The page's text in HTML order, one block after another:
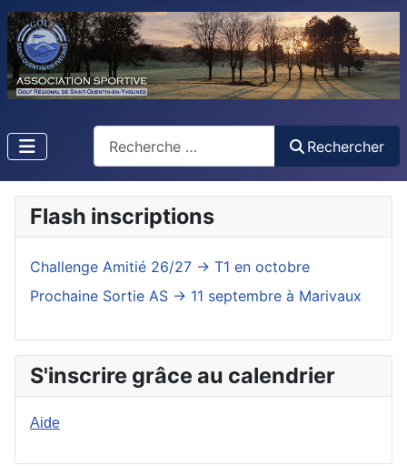
Rechercher
Flash inscriptions
Challenge Amitié 26/27 -> T1 en octobre
Prochaine Sortie AS -> 11 septembre à Marivaux
S'inscrire grâce au calendrier
Aide